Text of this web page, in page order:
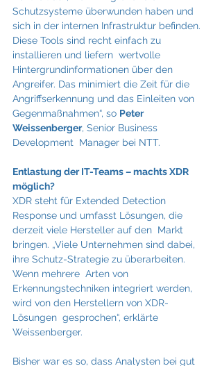
Schutzsysteme überwunden haben und
sich in der internen Infrastruktur befinden.
Diese Tools sind recht einfach zu
installieren und liefern  wertvolle
Hintergrundinformationen über den
Angreifer. Das minimiert die Zeit für die
Angriffserkennung und das Einleiten von
Gegenmaßnahmen“, so Peter
Weissenberger, Senior Business
Development  Manager bei NTT.
Entlastung der IT-Teams – machts XDR
möglich?
XDR steht für Extended Detection
Response und umfasst Lösungen, die
derzeit viele Hersteller auf den  Markt
bringen. „Viele Unternehmen sind dabei,
ihre Schutz-Strategie zu überarbeiten.
Wenn mehrere  Arten von
Erkennungstechniken integriert werden,
wird von den Herstellern von XDR-
Lösungen  gesprochen“, erklärte
Weissenberger.
Bisher war es so, dass Analysten bei gut